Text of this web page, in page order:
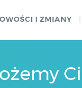
I ZMIANY